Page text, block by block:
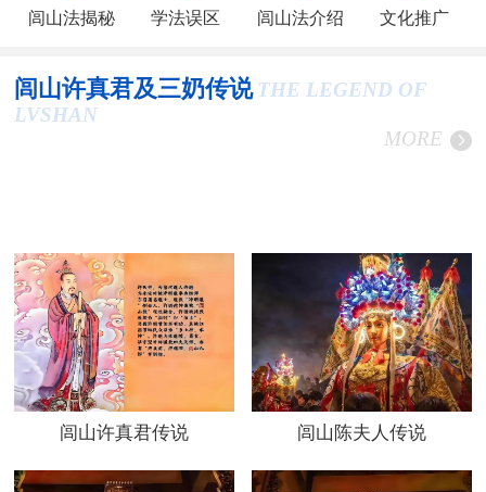
闾山法揭秘 学法误区 闾山法介绍 文化推广
闾山许真君及三奶传说 THE LEGEND OF
LVSHAN
MORE
闾山许真君传说 闾山陈夫人传说